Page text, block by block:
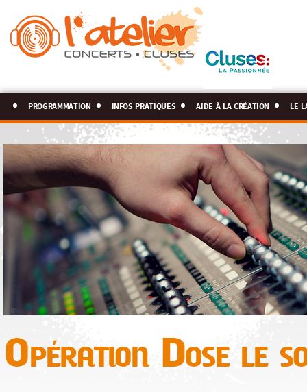
programmation infos pratiques aide à la création le
Opération Dose le